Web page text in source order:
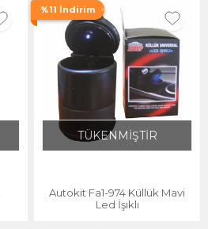
%11 İndirim
TÜKENMİŞTİR
Autokit Fa1-974 Küllük Mavi
Led İşıklı